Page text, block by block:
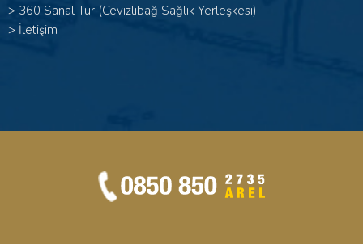
> 360 Sanal Tur (Cevizlibağ Sağlık Yerleşkesi)
> İletişim